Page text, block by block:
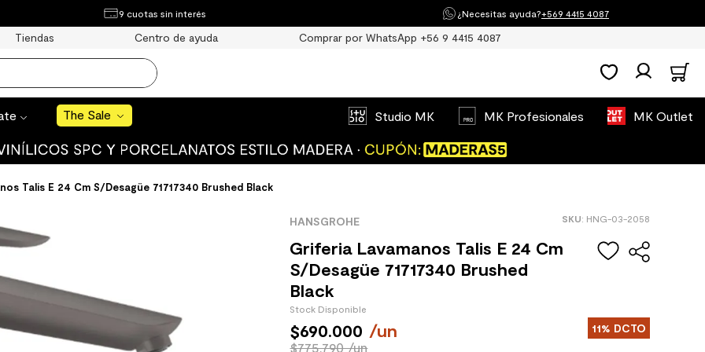
9 cuotas sin interés ¿Necesitas ayuda?+569 4415 4087
Tiendas Centro de ayuda Comprar por WhatsApp +56 9 4415 4087
The Sale Studio MK MK Profesionales MK Outlet
Sale
¿Qué estás buscando?
BUSCADOS
Talis E 24 Cm S/Desagüe 71717340 Brushed Black
HANSGROHE : HNG-03-2058
Griferia Lavamanos Talis E 24 Cm
S/Desagüe 71717340 Brushed
Black
Stock Disponible
$690.000 /un 11% DCTO
$775.790 /un